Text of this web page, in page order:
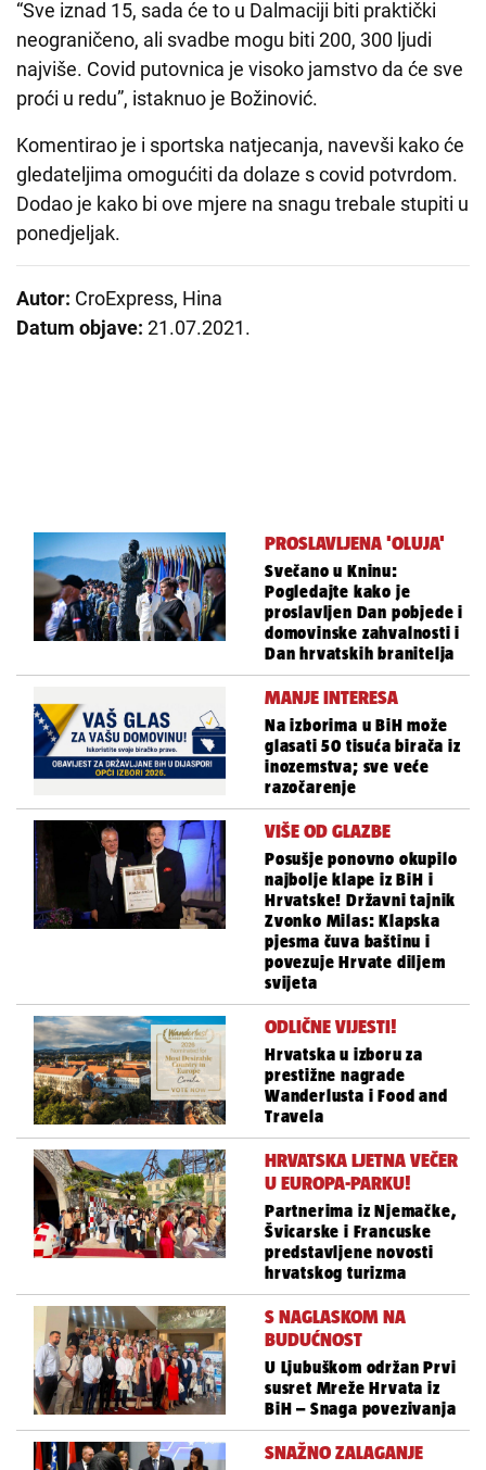
“Sve iznad 15, sada će to u Dalmaciji biti praktički
neograničeno, ali svadbe mogu biti 200, 300 ljudi
najviše. Covid putovnica je visoko jamstvo da će sve
proći u redu”, istaknuo je Božinović.
Komentirao je i sportska natjecanja, navevši kako će
gledateljima omogućiti da dolaze s covid potvrdom.
Dodao je kako bi ove mjere na snagu trebale stupiti u
ponedjeljak.
Autor: CroExpress, Hina
Datum objave: 21.07.2021.
PROSLAVLJENA 'OLUJA'
Svečano u Kninu:
Pogledajte kako je
proslavljen Dan pobjede i
domovinske zahvalnosti i
Dan hrvatskih branitelja
MANJE INTERESA
Na izborima u BiH može
glasati 50 tisuća birača iz
inozemstva; sve veće
razočarenje
VIŠE OD GLAZBE
Posušje ponovno okupilo
najbolje klape iz BiH i
Hrvatske! Državni tajnik
Zvonko Milas: Klapska
pjesma čuva baštinu i
povezuje Hrvate diljem
svijeta
ODLIČNE VIJESTI!
Hrvatska u izboru za
prestižne nagrade
Wanderlusta i Food and
Travela
HRVATSKA LJETNA VEČER
U EUROPA-PARKU!
Partnerima iz Njemačke,
Švicarske i Francuske
predstavljene novosti
hrvatskog turizma
S NAGLASKOM NA
BUDUĆNOST
U Ljubuškom održan Prvi
susret Mreže Hrvata iz
BiH – Snaga povezivanja
SNAŽNO ZALAGANJE